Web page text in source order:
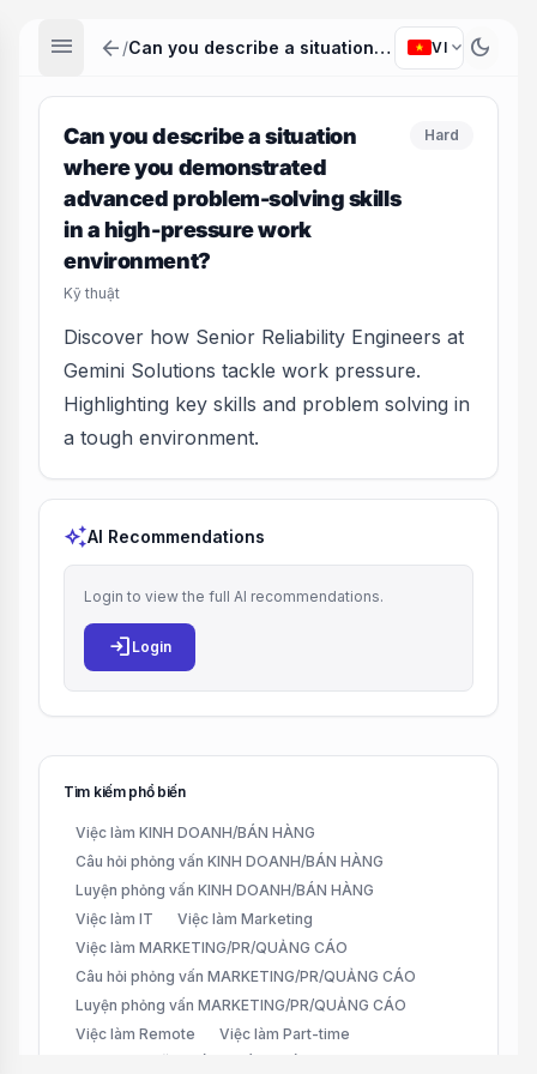
menu arrow_back / Can you describe a situation where you demonstrated advanced problem-solving skills in a high-pressure work environment? VI expand_more dark_mode
Can you describe a situation
where you demonstrated
advanced problem-solving skills
in a high-pressure work
environment?
Kỹ thuật
Hard
Discover how Senior Reliability Engineers at
Gemini Solutions tackle work pressure.
Highlighting key skills and problem solving in
a tough environment.
auto_awesomeAI Recommendations
Login to view the full AI recommendations.
login Login
Tìm kiếm phổ biến
Việc làm KINH DOANH/BÁN HÀNG
Câu hỏi phỏng vấn KINH DOANH/BÁN HÀNG
Luyện phỏng vấn KINH DOANH/BÁN HÀNG
Việc làm IT
Việc làm Marketing
Việc làm MARKETING/PR/QUẢNG CÁO
Câu hỏi phỏng vấn MARKETING/PR/QUẢNG CÁO
Luyện phỏng vấn MARKETING/PR/QUẢNG CÁO
Việc làm Remote
Việc làm Part-time